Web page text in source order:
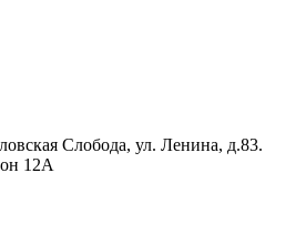
Слобода, ул. Ленина, д.83.
12A